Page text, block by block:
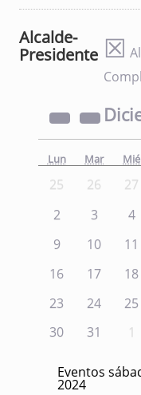
Alcalde-
Presidente ☒
Lun Mar Mié
25 26 27
2
3 4
9
10 11
16
17 18
23
24 25
30
31 1
Eventos
2024